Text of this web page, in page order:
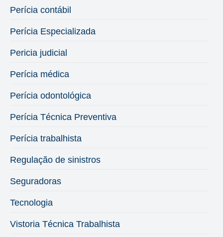
Perícia contábil
Perícia Especializada
Pericia judicial
Perícia médica
Perícia odontológica
Perícia Técnica Preventiva
Perícia trabalhista
Regulação de sinistros
Seguradoras
Tecnologia
Vistoria Técnica Trabalhista